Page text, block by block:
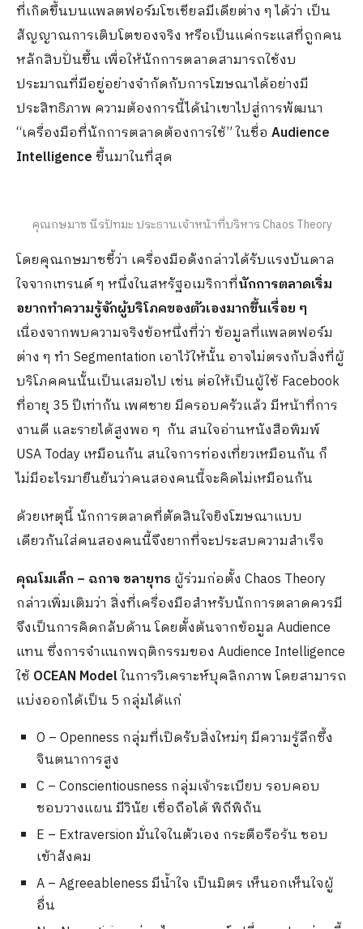
ที่เกิดขึ้นบนแพลตฟอร์มโซเชียลมีเดียต่าง ๆ ได้ว่า เป็น
สัญญาณการเติบโตของจริง หรือเป็นแค่กระแสที่ถูกคน
หลักสิบปั่นขึ้น เพื่อให้นักการตลาดสามารถใช้งบ
ประมาณที่มีอยู่อย่างจำกัดกับการโฆษณาได้อย่างมี
ประสิทธิภาพ ความต้องการนี้ได้นำเขาไปสู่การพัฒนา
“เครื่องมือที่นักการตลาดต้องการใช้” ในชื่อ Audience
Intelligenceขึ้นมาในที่สุด
คุณกษมาช นีรปัทมะ ประธานเจ้าหน้าที่บริหาร Chaos Theory
โดยคุณกษมาชชี้ว่า เครื่องมือดังกล่าวได้รับแรงบันดาล
ใจจากเทรนด์ ๆ หนึ่งในสหรัฐอเมริกาที่นักการตลาดเริ่ม
อยากทำความรู้จักผู้บริโภคของตัวเองมากขึ้นเรื่อย ๆ
เนื่องจากพบความจริงข้อหนึ่งที่ว่า ข้อมูลที่แพลตฟอร์ม
ต่าง ๆ ทำ Segmentation เอาไว้ให้นั้น อาจไม่ตรงกับสิ่งที่ผู้
บริโภคคนนั้นเป็นเสมอไป เช่น ต่อให้เป็นผู้ใช้ Facebook
ที่อายุ 35 ปีเท่ากัน เพศชาย มีครอบครัวแล้ว มีหน้าที่การ
งานดี และรายได้สูงพอ ๆ กัน สนใจอ่านหนังสือพิมพ์
USA Today เหมือนกัน สนใจการท่องเที่ยวเหมือนกัน ก็
ไม่มีอะไรมายืนยันว่าคนสองคนนี้จะคิดไม่เหมือนกัน
ด้วยเหตุนี้ นักการตลาดที่ตัดสินใจยิงโฆษณาแบบ
เดียวกันใส่คนสองคนนี้จึงยากที่จะประสบความสำเร็จ
คุณโมเล็ก – ฉกาจ ชลายุทธ ผู้ร่วมก่อตั้ง Chaos Theory
กล่าวเพิ่มเติมว่า สิ่งที่เครื่องมือสำหรับนักการตลาดควรมี
จึงเป็นการคิดกลับด้าน โดยตั้งต้นจากข้อมูล Audience
แทน ซึ่งการจำแนกพฤติกรรมของ Audience Intelligence
ใช้ OCEAN Modelในการวิเคราะห์บุคลิกภาพ โดยสามารถ
แบ่งออกได้เป็น 5 กลุ่มได้แก่
O – Openness กลุ่มที่เปิดรับสิ่งใหม่ๆ มีความรู้ลึกซึ้ง
จินตนาการสูง
C – Conscientiousness กลุ่มเจ้าระเบียบ รอบคอบ
ชอบวางแผน มีวินัย เชื่อถือได้ พิถีพิถัน
E – Extraversion มั่นใจในตัวเอง กระตือรือร้น ชอบ
เข้าสังคม
A – Agreeableness มีน้ำใจ เป็นมิตร เห็นอกเห็นใจผู้
อื่น